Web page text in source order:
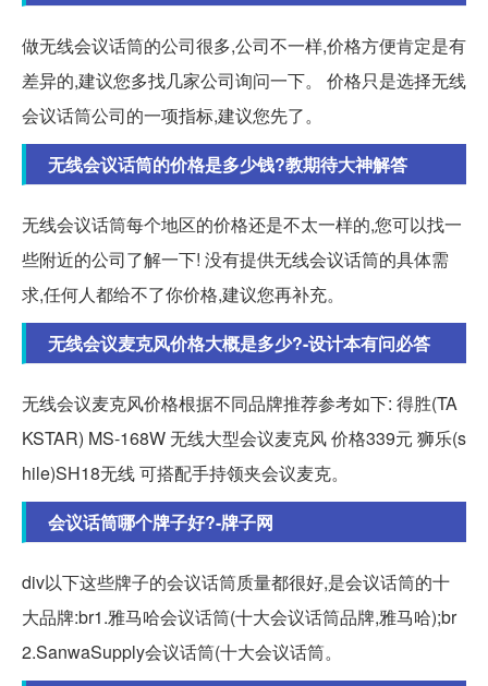
做无线会议话筒的公司很多,公司不一样,价格方便肯定是有
差异的,建议您多找几家公司询问一下。 价格只是选择无线
会议话筒公司的一项指标,建议您先了。
无线会议话筒的价格是多少钱?教期待大神解答
无线会议话筒每个地区的价格还是不太一样的,您可以找一
些附近的公司了解一下! 没有提供无线会议话筒的具体需
求,任何人都给不了你价格,建议您再补充。
无线会议麦克风价格大概是多少?-设计本有问必答
无线会议麦克风价格根据不同品牌推荐参考如下: 得胜(TA
KSTAR) MS-168W 无线大型会议麦克风 价格339元 狮乐(s
hile)SH18无线 可搭配手持领夹会议麦克。
会议话筒哪个牌子好?-牌子网
div以下这些牌子的会议话筒质量都很好,是会议话筒的十
大品牌:br1.雅马哈会议话筒(十大会议话筒品牌,雅马哈);br
2.SanwaSupply会议话筒(十大会议话筒。